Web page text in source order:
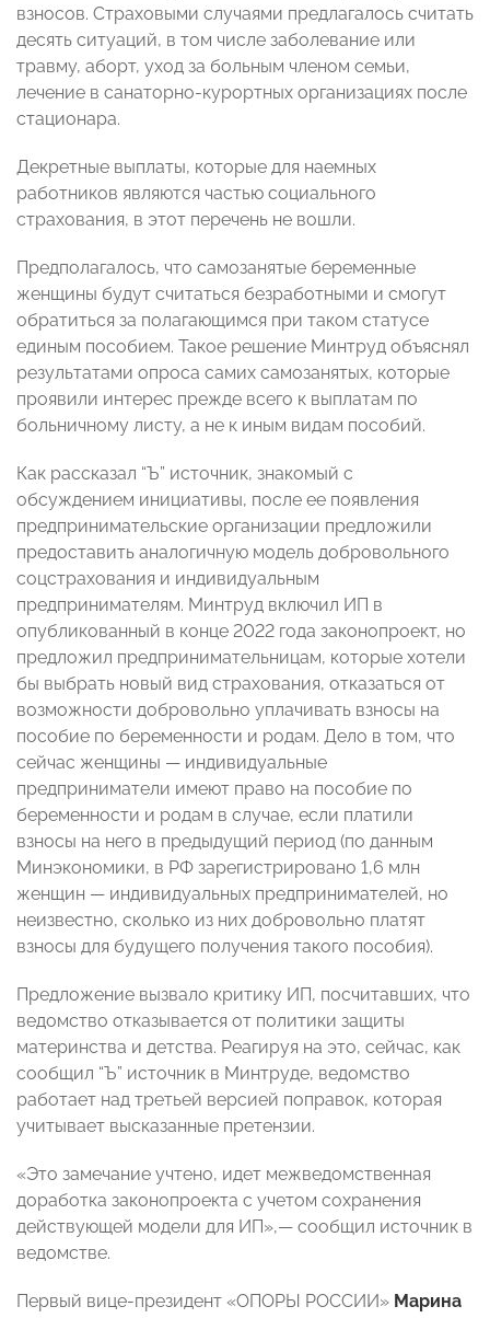
взносов. Страховыми случаями предлагалось считать
десять ситуаций, в том числе заболевание или
травму, аборт, уход за больным членом семьи,
лечение в санаторно-курортных организациях после
стационара.
Декретные выплаты, которые для наемных
работников являются частью социального
страхования, в этот перечень не вошли.
Предполагалось, что самозанятые беременные
женщины будут считаться безработными и смогут
обратиться за полагающимся при таком статусе
единым пособием. Такое решение Минтруд объяснял
результатами опроса самих самозанятых, которые
проявили интерес прежде всего к выплатам по
больничному листу, а не к иным видам пособий.
Как рассказал “Ъ” источник, знакомый с
обсуждением инициативы, после ее появления
предпринимательские организации предложили
предоставить аналогичную модель добровольного
соцстрахования и индивидуальным
предпринимателям. Минтруд включил ИП в
опубликованный в конце 2022 года законопроект, но
предложил предпринимательницам, которые хотели
бы выбрать новый вид страхования, отказаться от
возможности добровольно уплачивать взносы на
пособие по беременности и родам. Дело в том, что
сейчас женщины — индивидуальные
предприниматели имеют право на пособие по
беременности и родам в случае, если платили
взносы на него в предыдущий период (по данным
Минэкономики, в РФ зарегистрировано 1,6 млн
женщин — индивидуальных предпринимателей, но
неизвестно, сколько из них добровольно платят
взносы для будущего получения такого пособия).
Предложение вызвало критику ИП, посчитавших, что
ведомство отказывается от политики защиты
материнства и детства. Реагируя на это, сейчас, как
сообщил “Ъ” источник в Минтруде, ведомство
работает над третьей версией поправок, которая
учитывает высказанные претензии.
«Это замечание учтено, идет межведомственная
доработка законопроекта с учетом сохранения
действующей модели для ИП»,— сообщил источник в
ведомстве.
Первый вице-президент «ОПОРЫ РОССИИ» Марина